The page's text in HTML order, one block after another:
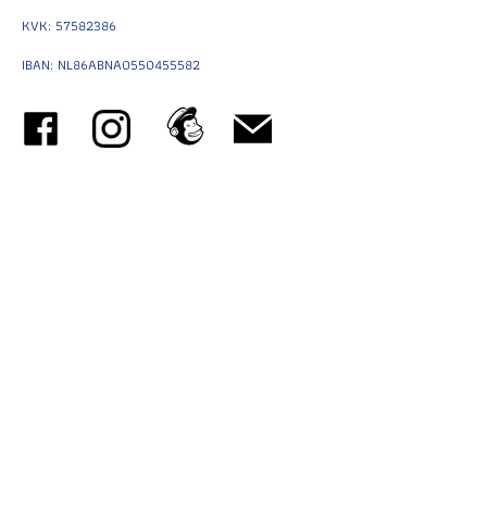
KVK: 57582386
IBAN: NL86ABNA0550455582